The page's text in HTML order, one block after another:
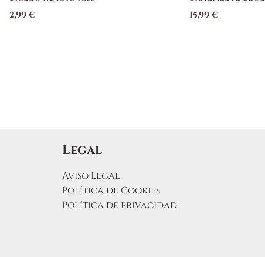
2,99€ 15,99€
Legal
Aviso Legal
Política de Cookies
Política de privacidad